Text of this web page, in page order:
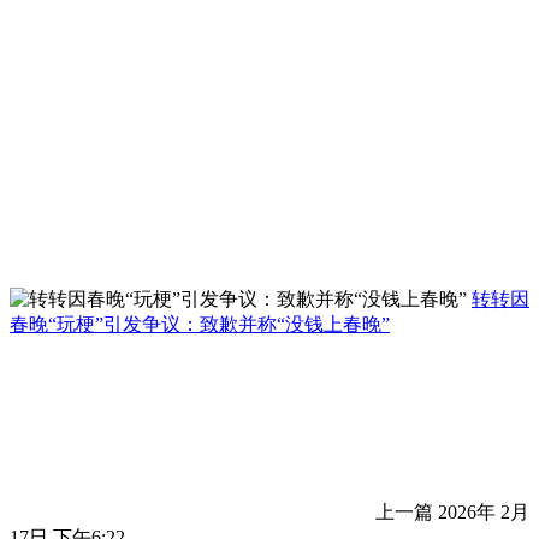
转转因
春晚“玩梗”引发争议：致歉并称“没钱上春晚”
上一篇 2026年 2月